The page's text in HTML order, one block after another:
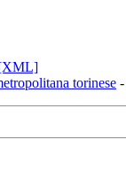
torinese